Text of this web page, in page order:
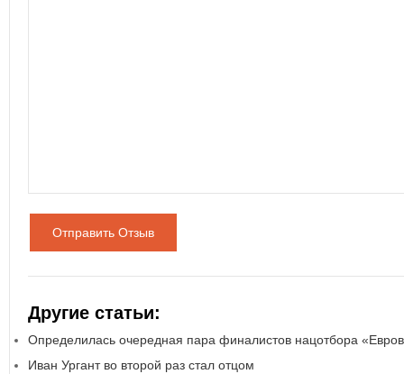
Отправить Отзыв
Другие статьи:
Определилась очередная пара финалистов нацотбора
Иван Ургант во второй раз стал отцом